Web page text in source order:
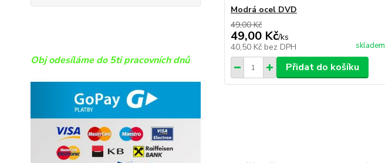
Obj odesíláme do 5ti pracovních dnů
Modrá ocel DVD
49,00 Kč
49,00 Kč/ks
40,50 Kč bez DPH skladem
Přidat do košíku